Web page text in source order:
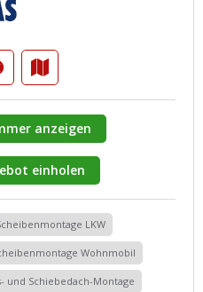
anzeigen
einholen
LKW
Wohnmobil
und Schiebedach-Montage